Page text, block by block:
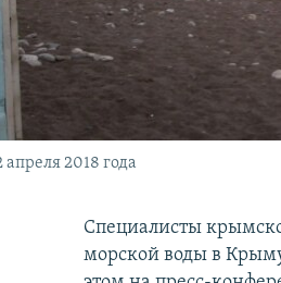
2018 года
Специалисты
морской воды в